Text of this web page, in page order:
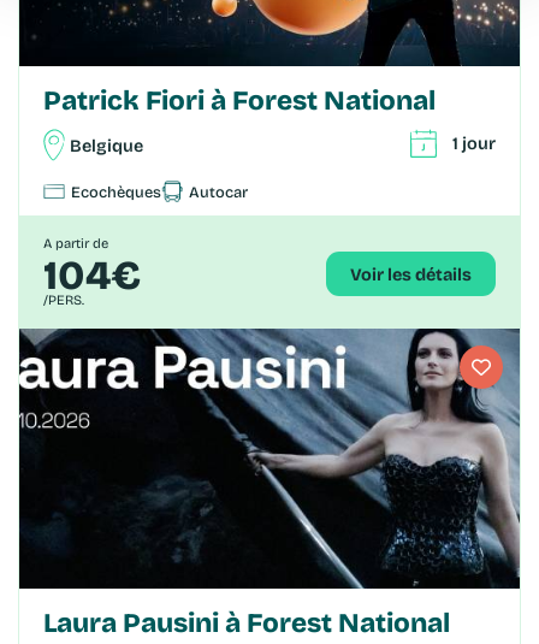
Patrick Fiori à Forest National
Belgique 1 jour
Ecochèques Autocar
A partir de
104€
/PERS.
Voir les détails
Laura Pausini à Forest National